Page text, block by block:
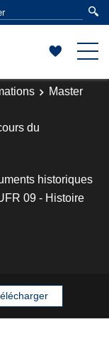
Master
du
historiques
09 - Histoire